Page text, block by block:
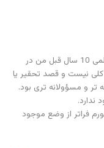
این مطلب نسبی و در مقایسه با تجربیات معلمی 10 سال قبل من در
نیست و قصد تحقیر یا
تر و مسؤولانه تری بود.
ندارد.
فراتر از وضع موجود